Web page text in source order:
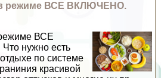
режиме ВСЕ ВКЛЮЧЕНО.
ВСЕ
нужно есть
по системе
красивой